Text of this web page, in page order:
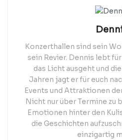
Konzerthallen sind sein
sein Revier. Dennis lebt
das Licht ausgeht und
Jahren jagt er für euch
Events und Attraktionen
Nicht nur über Termine zu
Emotionen hinter den
die Geschichten
einzigartig